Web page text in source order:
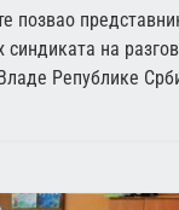
позвао
синдиката на
Републике